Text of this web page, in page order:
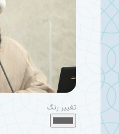
تغییر رنگ